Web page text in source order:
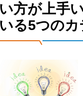
方が上手
る5つのカ